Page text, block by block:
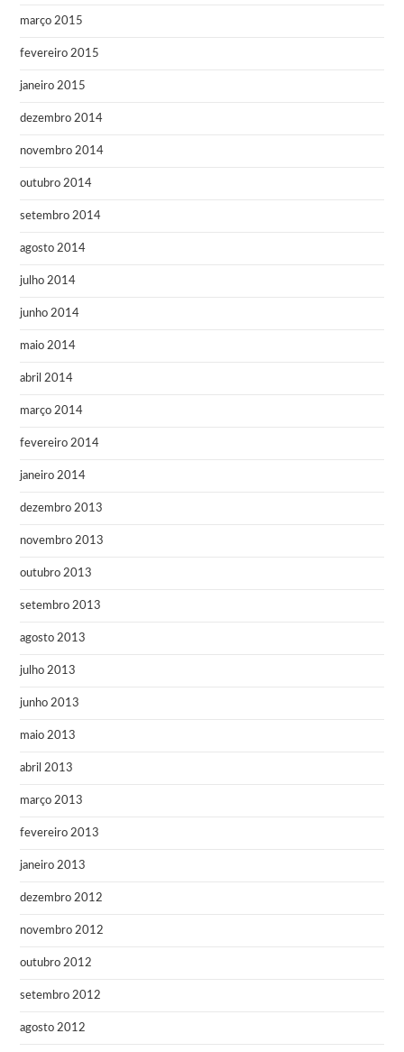
março 2015
fevereiro 2015
janeiro 2015
dezembro 2014
novembro 2014
outubro 2014
setembro 2014
agosto 2014
julho 2014
junho 2014
maio 2014
abril 2014
março 2014
fevereiro 2014
janeiro 2014
dezembro 2013
novembro 2013
outubro 2013
setembro 2013
agosto 2013
julho 2013
junho 2013
maio 2013
abril 2013
março 2013
fevereiro 2013
janeiro 2013
dezembro 2012
novembro 2012
outubro 2012
setembro 2012
agosto 2012